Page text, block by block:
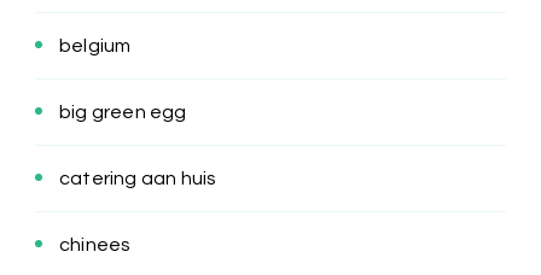
belgium
big green egg
catering aan huis
chinees